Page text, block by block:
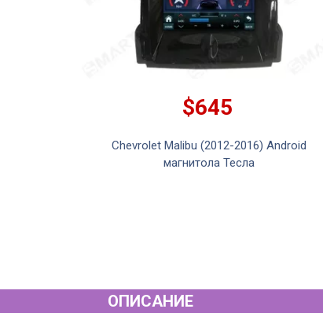
$645
Chevrolet Malibu (2012-2016) Android
магнитола Тесла
ОПИСАНИЕ